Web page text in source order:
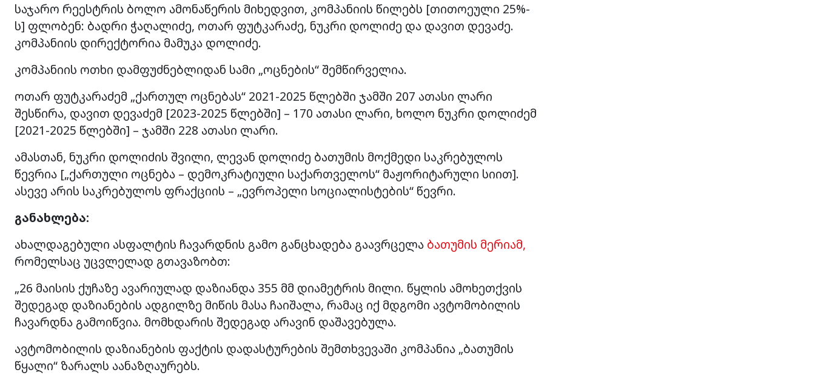
საჯარო რეესტრის ბოლო ამონაწერის მიხედვით, კომპანიის წილებს [თითოეული 25%-
ს] ფლობენ: ბადრი ჭაღალიძე, ოთარ ფუტკარაძე, ნუკრი დოლიძე და დავით დევაძე.
კომპანიის დირექტორია მამუკა დოლიძე.
კომპანიის ოთხი დამფუძნებლიდან სამი „ოცნების“ შემწირველია.
ოთარ ფუტკარაძემ „ქართულ ოცნებას“ 2021-2025 წლებში ჯამში 207 ათასი ლარი
შესწირა, დავით დევაძემ [2023-2025 წლებში] – 170 ათასი ლარი, ხოლო ნუკრი დოლიძემ
[2021-2025 წლებში] – ჯამში 228 ათასი ლარი.
ამასთან, ნუკრი დოლიძის შვილი, ლევან დოლიძე ბათუმის მოქმედი საკრებულოს
წევრია [„ქართული ოცნება – დემოკრატიული საქართველოს“ მაჟორიტარული სიით].
ასევე არის საკრებულოს ფრაქციის – „ევროპელი სოციალისტების“ წევრი.
განახლება:
ახალდაგებული ასფალტის ჩავარდნის გამო განცხადება გაავრცელა ბათუმის მერიამ,
რომელსაც უცვლელად გთავაზობთ:
„26 მაისის ქუჩაზე ავარიულად დაზიანდა 355 მმ დიამეტრის მილი. წყლის ამოხეთქვის
შედეგად დაზიანების ადგილზე მიწის მასა ჩაიშალა, რამაც იქ მდგომი ავტომობილის
ჩავარდნა გამოიწვია. მომხდარის შედეგად არავინ დაშავებულა.
ავტომობილის დაზიანების ფაქტის დადასტურების შემთხვევაში კომპანია „ბათუმის
წყალი“ ზარალს აანაზღაურებს.